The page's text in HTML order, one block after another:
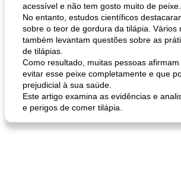
acessível e não tem gosto muito de peixe.
No entanto, estudos científicos
sobre o teor de gordura da tilápia. Vários
também levantam questões sobre as
de tilápias.
Como resultado, muitas pessoas
evitar esse peixe completamente e que
prejudicial à sua saúde.
Este artigo examina as evidências e
e perigos de comer tilápia.